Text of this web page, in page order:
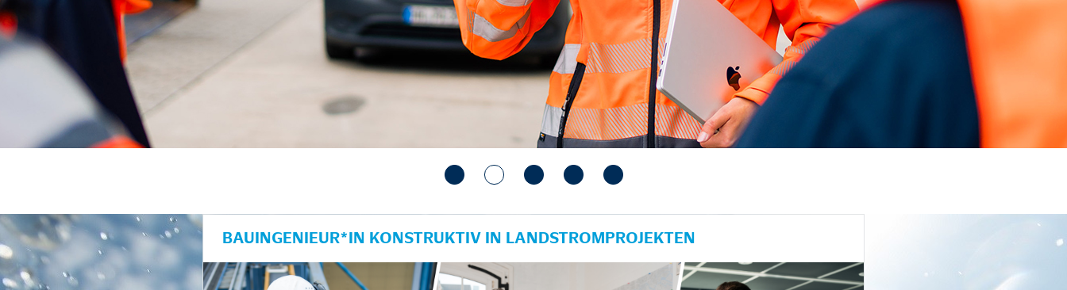
anzeigen/schließen
BAUINGENIEUR*IN KONSTRUKTIV IN LANDSTROMPROJEKTEN